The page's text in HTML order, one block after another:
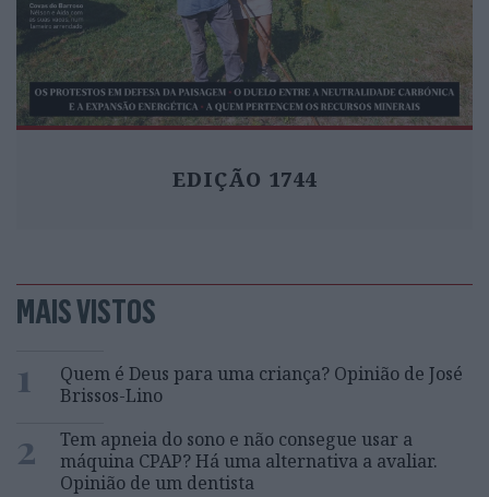
EDIÇÃO 1744
MAIS VISTOS
1
Quem é Deus para uma criança? Opinião de José
Brissos-Lino
2
Tem apneia do sono e não consegue usar a
máquina CPAP? Há uma alternativa a avaliar.
Opinião de um dentista